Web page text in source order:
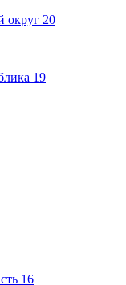
округ 20
19
16